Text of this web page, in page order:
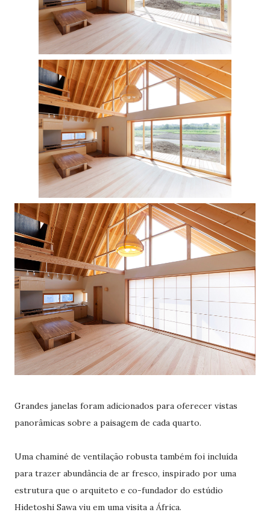
Grandes janelas foram adicionados para oferecer vistas
panorâmicas sobre a paisagem de cada quarto.
Uma chaminé de ventilação robusta também foi incluída
para trazer abundância de ar fresco, inspirado por uma
estrutura que o arquiteto e co-fundador do estúdio
Hidetoshi Sawa viu em uma visita a África.